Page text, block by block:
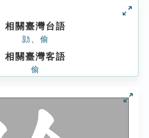
相關臺灣台語
勍 偷
相關臺灣客語
偷